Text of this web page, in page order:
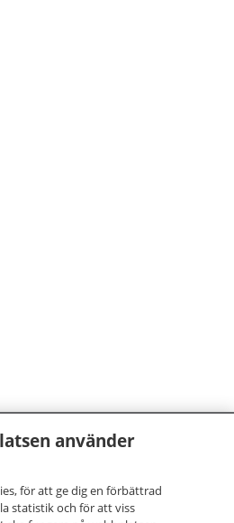
använder
för att ge dig en förbättrad
statistik och för att viss